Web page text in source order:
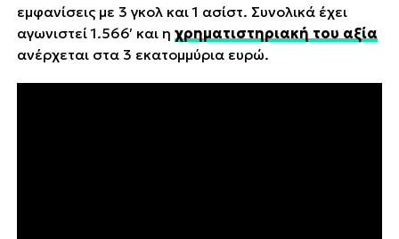
εμφανίσεις με 3 γκολ και 1 ασίστ. Συνολικά έχει
αγωνιστεί 1.566′ και η χρηματιστηριακή του αξία
ανέρχεται στα 3 εκατομμύρια ευρώ.